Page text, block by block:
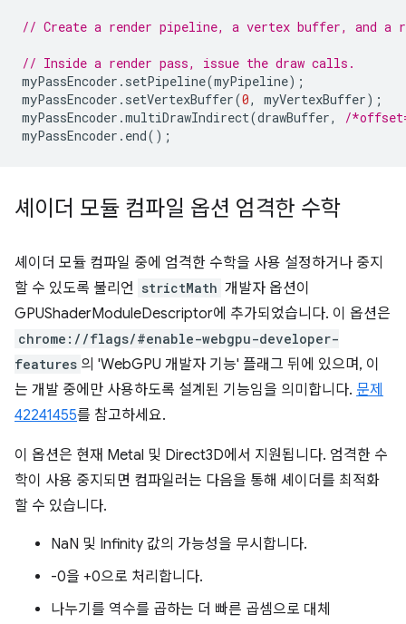
// Create a render pipeline, a vertex buffer, and a
// Inside a render pass, issue the draw calls.
myPassEncoder . setPipeline(myPipeline);
myPassEncoder . setVertexBuffer(0, myVertexBuffer);
myPassEncoder .multiDrawIndirect(drawBuffer,
/
myPassEncoder . end();
셰이더 모듈 컴파일 옵션 엄격한 수학
셰이더 모듈 컴파일 중에 엄격한 수학을 사용 설정하거나 중지
할 수 있도록 불리언 strictMath 개발자 옵션이
GPUShaderModuleDescriptor에 추가되었습니다. 이 옵션은
chrome://flags/#enable-webgpu-developer-
features 의 'WebGPU 개발자 기능' 플래그 뒤에 있으며, 이
는 개발 중에만 사용하도록 설계된 기능임을 의미합니다. 문제
42241455를 참고하세요.
이 옵션은 현재 Metal 및 Direct3D에서 지원됩니다. 엄격한 수
학이 사용 중지되면 컴파일러는 다음을 통해 셰이더를 최적화
할 수 있습니다.
NaN 및 Infinity 값의 가능성을 무시합니다.
-0을 +0으로 처리합니다.
나누기를 역수를 곱하는 더 빠른 곱셈으로 대체